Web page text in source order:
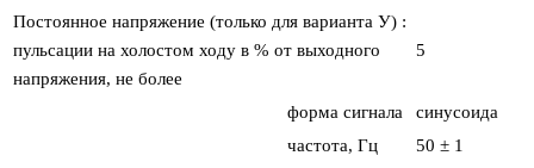
Постоянное напряжение (только для варианта У) :
пульсации на холостом ходу в % от выходного
напряжения, не более
5
форма сигнала
синусоида
частота, Гц
50 ± 1